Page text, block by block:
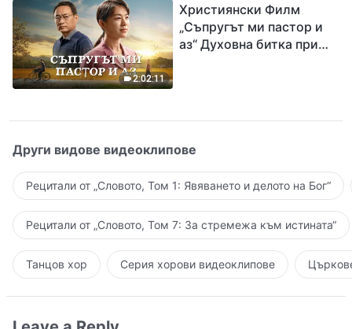
Исус
2:02:11
Християнски Филм
„Съпругът ми пастор и
аз“ Духовна битка при
Други видове видеоклипове
Рецитали от „Словото, Том 1: Явяването и делото на Бог“
Рецитали от „Словото, Том 7: За стремежа към истината“
Танцов хор Серия хорови видеоклипове